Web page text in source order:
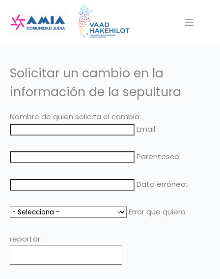
contenido
Solicitar un cambio en la
información de la sepultura
Nombre de quien solicita el cambio:
Email:
Parentesco:
Dato erróneo:
Error que quiero
reportar: